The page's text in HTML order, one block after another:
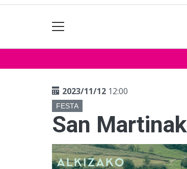
2023/11/12 12:00
FESTA
San Martinak